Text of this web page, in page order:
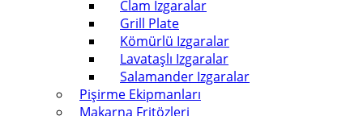
Clam Izgaralar
Grill Plate
Kömürlü Izgaralar
Lavataşlı Izgaralar
Salamander Izgaralar
Pişirme Ekipmanları
Makarna Fritözleri